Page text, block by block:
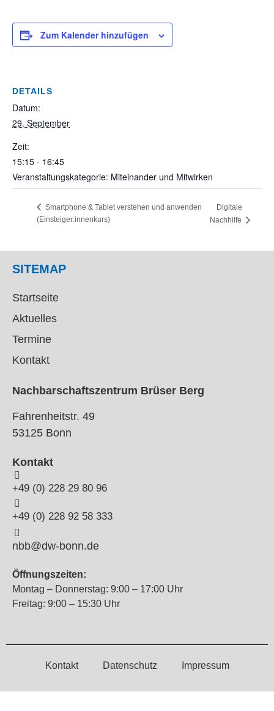
Zum Kalender hinzufügen
DETAILS
Datum:
29. September
Zeit:
15:15 - 16:45
Veranstaltungskategorie: Miteinander und Mitwirken
Smartphone & Tablet verstehen und anwenden
(Einsteiger:innenkurs)
Digitale
Nachhilfe
SITEMAP
Startseite
Aktuelles
Termine
Kontakt
Nachbarschaftszentrum Brüser Berg
Fahrenheitstr. 49
53125 Bonn
Kontakt
+49 (0) 228 29 80 96
+49 (0) 228 92 58 333
nbb@dw-bonn.de
Öffnungszeiten:
Montag – Donnerstag: 9:00 – 17:00 Uhr
Freitag: 9:00 – 15:30 Uhr
Kontakt Datenschutz Impressum